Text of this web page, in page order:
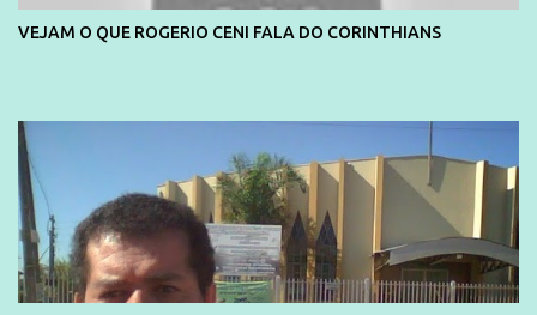
VEJAM O QUE ROGERIO CENI FALA DO CORINTHIANS